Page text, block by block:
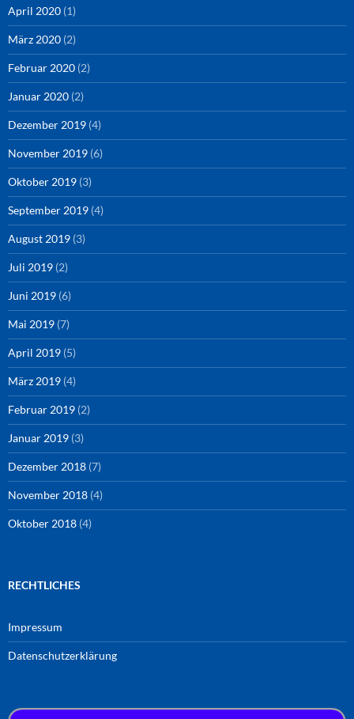
April 2020 (1)
März 2020 (2)
Februar 2020 (2)
Januar 2020 (2)
Dezember 2019 (4)
November 2019 (6)
Oktober 2019 (3)
September 2019 (4)
August 2019 (3)
Juli 2019 (2)
Juni 2019 (6)
Mai 2019 (7)
April 2019 (5)
März 2019 (4)
Februar 2019 (2)
Januar 2019 (3)
Dezember 2018 (7)
November 2018 (4)
Oktober 2018 (4)
RECHTLICHES
Impressum
Datenschutzerklärung